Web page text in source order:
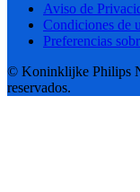
Aviso de
Condiciones de
Preferencias
© Koninklijke Philips
reservados.